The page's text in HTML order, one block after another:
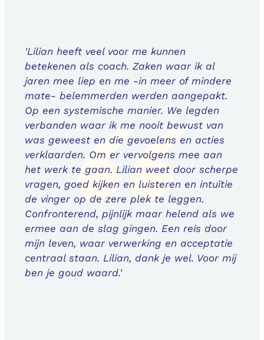
'Lilian heeft veel voor me kunnen
betekenen als coach. Zaken waar ik al
jaren mee liep en me -in meer of mindere
mate- belemmerden werden aangepakt.
Op een systemische manier. We legden
verbanden waar ik me nooit bewust van
was geweest en die gevoelens en acties
verklaarden. Om er vervolgens mee aan
het werk te gaan. Lilian weet door scherpe
vragen, goed kijken en luisteren en intuïtie
de vinger op de zere plek te leggen.
Confronterend, pijnlijk maar helend als we
ermee aan de slag gingen. Een reis door
mijn leven, waar verwerking en acceptatie
centraal staan. Lilian, dank je wel. Voor mij
ben je goud waard.'